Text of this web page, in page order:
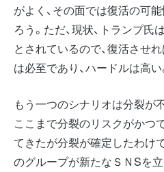
がよく、その面では復活の可
ろう。ただ、現状、トランプ
とされているので、復活させ
は必至であり、ハードルは高い
もう一つのシナリオは分裂が
ここまで分裂のリスクがかつ
てきたが分裂が確定したわけ
のグループが新たなＳＮSを